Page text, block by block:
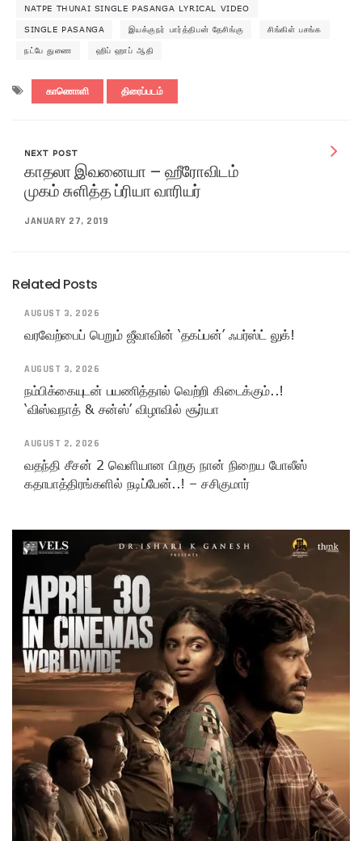
NATPE THUNAI SINGLE PASANGA LYRICAL VIDEO
SINGLE PASANGA இயக்குநர் பார்த்திபன் தேசிங்கு சிங்கிள் பசங்க
நட்பே துணை ஹிப் ஹாப் ஆதி
காணொளி திரைப்படம்
NEXT POST
காதலா இவனையா – ஹீரோவிடம்
முகம் சுளித்த ப்ரியா வாரியர்
JANUARY 27, 2019
Related Posts
AUGUST 3, 2026
வரவேற்பைப் பெறும் ஜீவாவின் ‘தகப்பன்’ ஃபர்ஸ்ட் லுக்!
AUGUST 3, 2026
நம்பிக்கையுடன் பயணித்தால் வெற்றி கிடைக்கும்..!
‘விஸ்வநாத் & சன்ஸ்’ விழாவில் சூர்யா
AUGUST 2, 2026
வதந்தி சீசன் 2 வெளியான பிறகு நான் நிறைய போலீஸ்
கதாபாத்திரங்களில் நடிப்பேன்..! – சசிகுமார்